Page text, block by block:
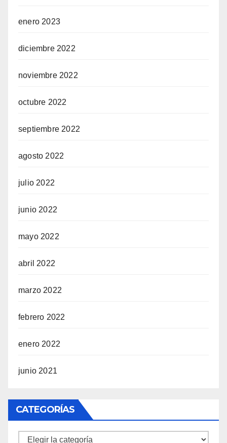
enero 2023
diciembre 2022
noviembre 2022
octubre 2022
septiembre 2022
agosto 2022
julio 2022
junio 2022
mayo 2022
abril 2022
marzo 2022
febrero 2022
enero 2022
junio 2021
CATEGORÍAS
Categorías